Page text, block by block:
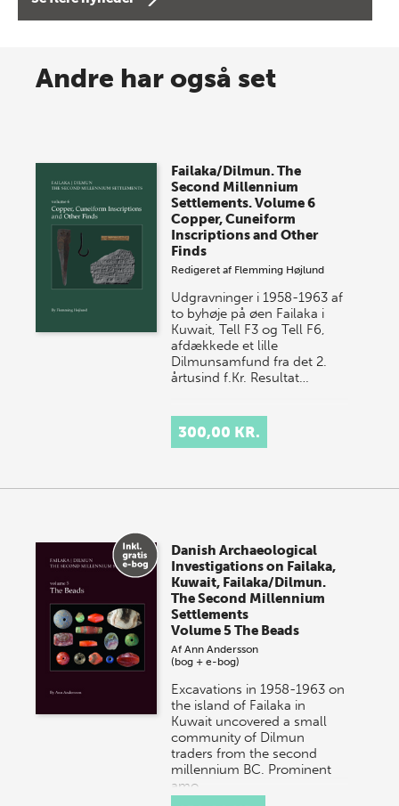
Spar op til 70% til sommer-
Andre har også set
Failaka/Dilmun. The
Second Millennium
Settlements. Volume 6
Copper, Cuneiform
Inscriptions and Other
Finds
Redigeret af Flemming Højlund
Udgravninger i 1958-1963 af
to byhøje på øen Failaka i
Kuwait, Tell F3 og Tell F6,
afdækkede et lille
Dilmunsamfund fra det 2.
årtusind f.Kr. Resultat…
300,00 KR.
Danish Archaeological
Investigations on Failaka,
Kuwait, Failaka/Dilmun.
The Second Millennium
Settlements
Volume 5 The Beads
AfAnn Andersson
(bog + e-bog)
Excavations in 1958-1963 on
the island of Failaka in
Kuwait uncovered a small
community of Dilmun
traders from the second
millennium BC. Prominent
amo…